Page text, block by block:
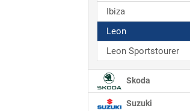
Ibiza
Leon
Leon Sportstourer
Skoda
Suzuki